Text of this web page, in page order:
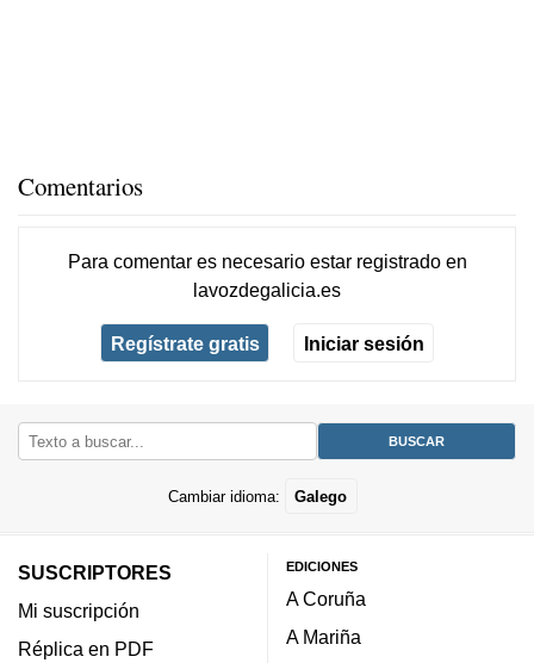
Comentarios
Para comentar es necesario estar registradoen
lavozdegalicia.es
Regístrate gratis Iniciar sesión
Cambiar idioma: Galego
SUSCRIPTORES
Mi suscripción
Réplica en PDF
EDICIONES
A Coruña
A Mariña